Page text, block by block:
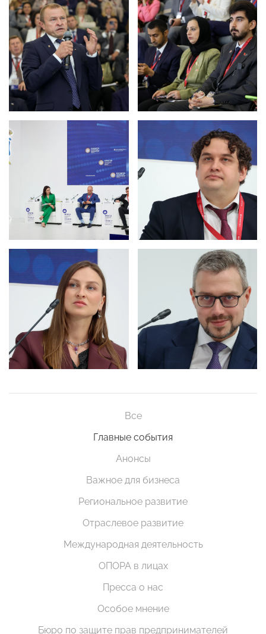
Все
Главные события
Анонсы
Важное для бизнеса
Региональное развитие
Отраслевое развитие
Международная деятельность
ОПОРА в лицах
Пресса о нас
Особое мнение
Бюро по защите прав предпринимателей